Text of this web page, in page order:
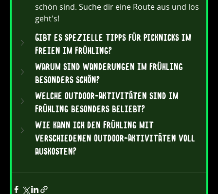
schön sind. Suche dir eine Route aus und los
geht's!
Gibt es spezielle Tipps für Picknicks im
Freien im Frühling?
Warum sind Wanderungen im Frühling
besonders schön?
Welche Outdoor-Aktivitäten sind im
Frühling besonders beliebt?
Wie kann ich den Frühling mit
verschiedenen Outdoor-Aktivitäten voll
auskosten?